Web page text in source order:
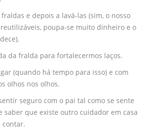
e depois a lavá-las (sim, o nosso
poupa-se muito dinheiro e o
da fralda para fortalecermos laços.
(quando há tempo para isso) e com
olhos nos olhos.
seguro com o pai tal como se sente
saber que existe outro cuidador em casa
contar.